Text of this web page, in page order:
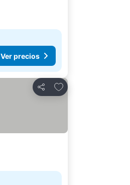
Ver precios
Compartir
Añadir a favoritos